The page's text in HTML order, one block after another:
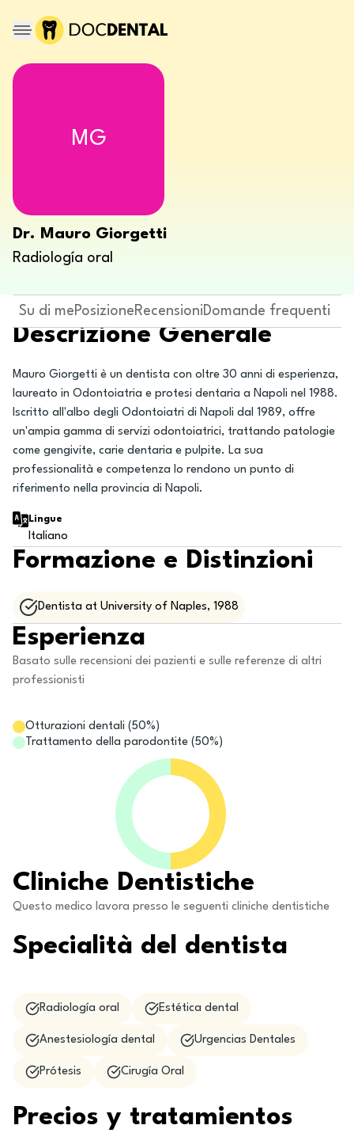
MG
Dr. Mauro Giorgetti
Radiología oral
Su di mePosizioneRecensioniDomande frequenti
Descrizione Generale
Mauro Giorgetti è un dentista con oltre 30 anni di esperienza,
laureato in Odontoiatria e protesi dentaria a Napoli nel 1988.
Iscritto all'albo degli Odontoiatri di Napoli dal 1989, offre
un'ampia gamma di servizi odontoiatrici, trattando patologie
come gengivite, carie dentaria e pulpite. La sua
professionalità e competenza lo rendono un punto di
riferimento nella provincia di Napoli.
Lingue
Italiano
Formazione e Distinzioni
Dentista at University of Naples, 1988
Esperienza
Basato sulle recensioni dei pazienti e sulle referenze di altri
professionisti
Otturazioni dentali (50%)
Trattamento della parodontite (50%)
Cliniche Dentistiche
Questo medico lavora presso le seguenti cliniche dentistiche
Specialità del dentista
Radiología oral Estética dental
Anestesiología dental Urgencias Dentales
Prótesis Cirugía Oral
Precios y tratamientos